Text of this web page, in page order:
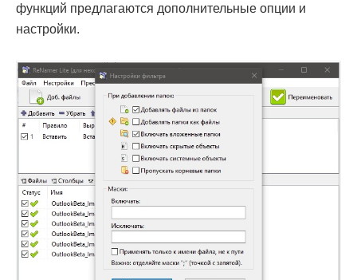
функций предлагаются дополнительные опции и
настройки.